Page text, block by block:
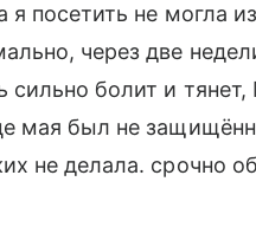
я посетить не могла
через две
сильно болит и
мая был не
не делала. срочно